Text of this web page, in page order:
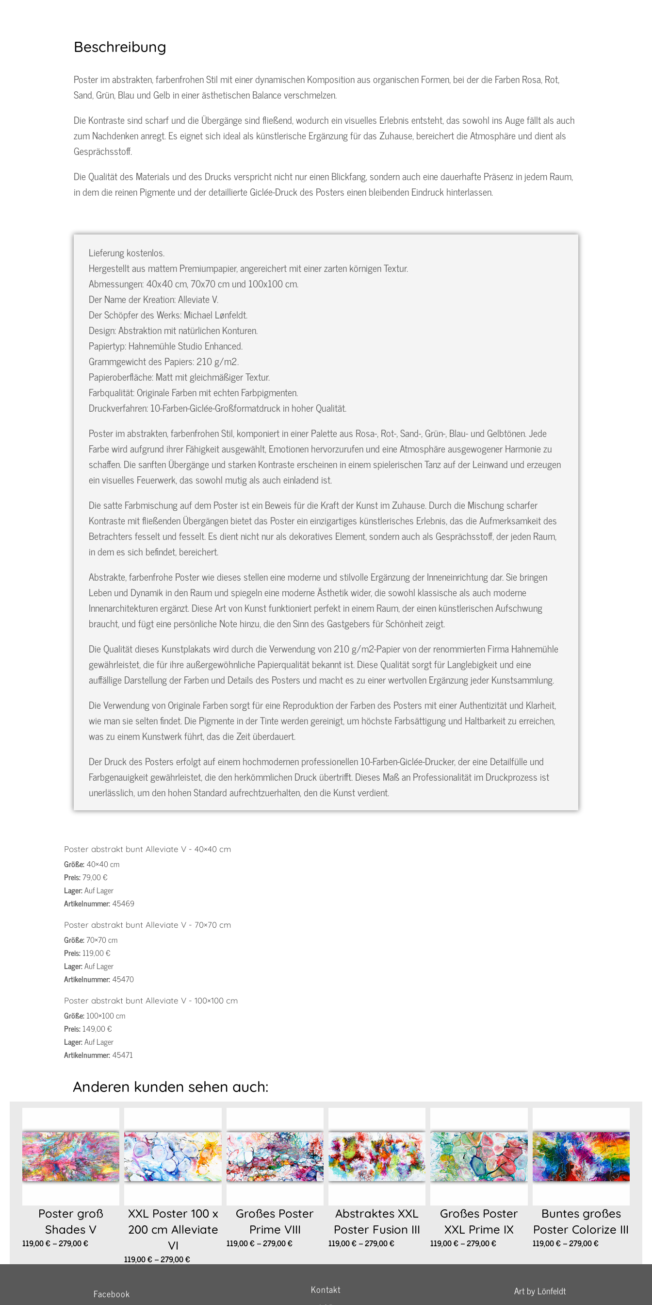
Beschreibung
Poster im abstrakten, farbenfrohen Stil mit einer dynamischen Komposition aus organischen Formen, bei der die Farben Rosa, Rot,
Sand, Grün, Blau und Gelb in einer ästhetischen Balance verschmelzen.
Die Kontraste sind scharf und die Übergänge sind fließend, wodurch ein visuelles Erlebnis entsteht, das sowohl ins Auge fällt als auch
zum Nachdenken anregt. Es eignet sich ideal als künstlerische Ergänzung für das Zuhause, bereichert die Atmosphäre und dient als
Gesprächsstoff.
Die Qualität des Materials und des Drucks verspricht nicht nur einen Blickfang, sondern auch eine dauerhafte Präsenz in jedem Raum,
in dem die reinen Pigmente und der detaillierte Giclée-Druck des Posters einen bleibenden Eindruck hinterlassen.
Lieferung kostenlos.
Hergestellt aus mattem Premiumpapier, angereichert mit einer zarten körnigen Textur.
Abmessungen: 40x40 cm, 70x70 cm und 100x100 cm.
Der Name der Kreation: Alleviate V.
Der Schöpfer des Werks: Michael Lønfeldt.
Design: Abstraktion mit natürlichen Konturen.
Papiertyp: Hahnemühle Studio Enhanced.
Grammgewicht des Papiers: 210 g/m2.
Papieroberfläche: Matt mit gleichmäßiger Textur.
Farbqualität: Originale Farben mit echten Farbpigmenten.
Druckverfahren: 10-Farben-Giclée-Großformatdruck in hoher Qualität.
Poster im abstrakten, farbenfrohen Stil, komponiert in einer Palette aus Rosa-, Rot-, Sand-, Grün-, Blau- und Gelbtönen. Jede
Farbe wird aufgrund ihrer Fähigkeit ausgewählt, Emotionen hervorzurufen und eine Atmosphäre ausgewogener Harmonie zu
schaffen. Die sanften Übergänge und starken Kontraste erscheinen in einem spielerischen Tanz auf der Leinwand und erzeugen
ein visuelles Feuerwerk, das sowohl mutig als auch einladend ist.
Die satte Farbmischung auf dem Poster ist ein Beweis für die Kraft der Kunst im Zuhause. Durch die Mischung scharfer
Kontraste mit fließenden Übergängen bietet das Poster ein einzigartiges künstlerisches Erlebnis, das die Aufmerksamkeit des
Betrachters fesselt und fesselt. Es dient nicht nur als dekoratives Element, sondern auch als Gesprächsstoff, der jeden Raum,
in dem es sich befindet, bereichert.
Abstrakte, farbenfrohe Poster wie dieses stellen eine moderne und stilvolle Ergänzung der Inneneinrichtung dar. Sie bringen
Leben und Dynamik in den Raum und spiegeln eine moderne Ästhetik wider, die sowohl klassische als auch moderne
Innenarchitekturen ergänzt. Diese Art von Kunst funktioniert perfekt in einem Raum, der einen künstlerischen Aufschwung
braucht, und fügt eine persönliche Note hinzu, die den Sinn des Gastgebers für Schönheit zeigt.
Die Qualität dieses Kunstplakats wird durch die Verwendung von 210 g/m2-Papier von der renommierten Firma Hahnemühle
gewährleistet, die für ihre außergewöhnliche Papierqualität bekannt ist. Diese Qualität sorgt für Langlebigkeit und eine
auffällige Darstellung der Farben und Details des Posters und macht es zu einer wertvollen Ergänzung jeder Kunstsammlung.
Die Verwendung von Originale Farben sorgt für eine Reproduktion der Farben des Posters mit einer Authentizität und Klarheit,
wie man sie selten findet. Die Pigmente in der Tinte werden gereinigt, um höchste Farbsättigung und Haltbarkeit zu erreichen,
was zu einem Kunstwerk führt, das die Zeit überdauert.
Der Druck des Posters erfolgt auf einem hochmodernen professionellen 10-Farben-Giclée-Drucker, der eine Detailfülle und
Farbgenauigkeit gewährleistet, die den herkömmlichen Druck übertrifft. Dieses Maß an Professionalität im Druckprozess ist
unerlässlich, um den hohen Standard aufrechtzuerhalten, den die Kunst verdient.
Poster abstrakt bunt Alleviate V - 40×40 cm
Größe:40×40 cm
Preis:79,00 €
Lager:Auf Lager
Artikelnummer:45469
Poster abstrakt bunt Alleviate V - 70×70 cm
Größe:70×70 cm
Preis:119,00 €
Lager:Auf Lager
Artikelnummer:45470
Poster abstrakt bunt Alleviate V - 100×100 cm
Größe:100×100 cm
Preis:149,00 €
Lager:Auf Lager
Artikelnummer:45471
Anderen kunden sehen auch:
Poster groß
Shades V
119,00€–279,00€
bis
XXL Poster 100 x
200 cm Alleviate
VI
119,00€ –279,00€
Großes Poster
Prime VIII
119,00€–279,00€Preisspanne:
bis
Abstraktes XXL
Poster Fusion III
119,00€–279,00€Preisspanne:
bis
Großes Poster
XXL Prime IX
119,00€ –279,00€ Preisspanne:
bis
Buntes großes
Poster Colorize III
119,00€–279,00€Preisspanne:
bis
Facebook
Kontakt
Art by Lönfeldt